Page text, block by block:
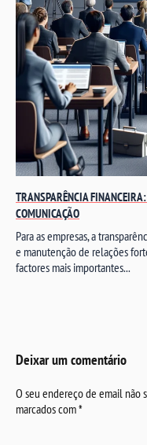
TRANSPARÊNCIA
COMUNICAÇÃO
Para as empresas, a
e manutenção de relações
factores mais importantes...
Deixar um comentário
O seu endereço de email não
marcados com*